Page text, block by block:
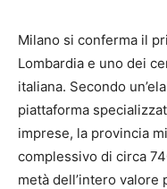
Milano si conferma il
Lombardia e uno dei
italiana. Secondo
piattaforma
imprese, la provincia
complessivo di circa
metà dell’intero